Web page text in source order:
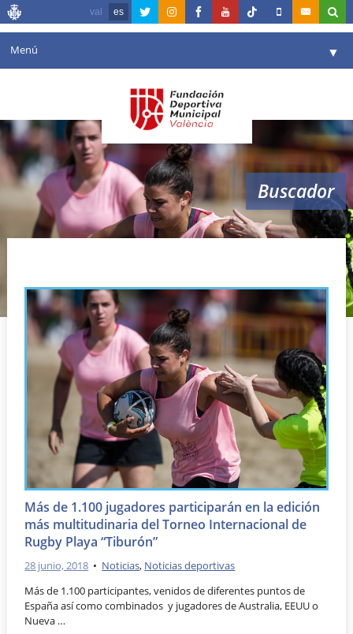
val es
Menú ▼
Agenda
Instalaciones ▼
Comunicación ▼
Valencia en deporte ▼
Reservas
Buscador
rugby playa
Más de 1.100 jugadores participarán en la edición
más multitudinaria del Torneo Internacional de
Rugby Playa “Tiburón”
28 junio, 2018 • Noticias, Noticias deportivas
Más de 1.100 participantes, venidos de diferentes puntos de
España así como combinados y jugadores de Australia, EEUU o
Nueva …